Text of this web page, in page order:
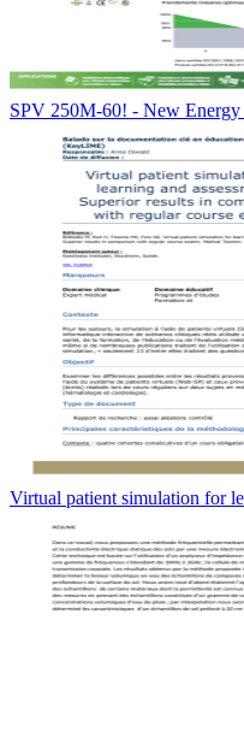
SPV 250M-60! - New Energy
Virtual patient simulation for